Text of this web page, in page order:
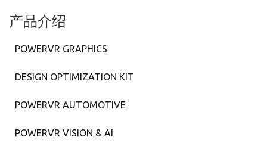
产品介绍
POWERVR GRAPHICS
DESIGN OPTIMIZATION KIT
POWERVR AUTOMOTIVE
POWERVR VISION & AI